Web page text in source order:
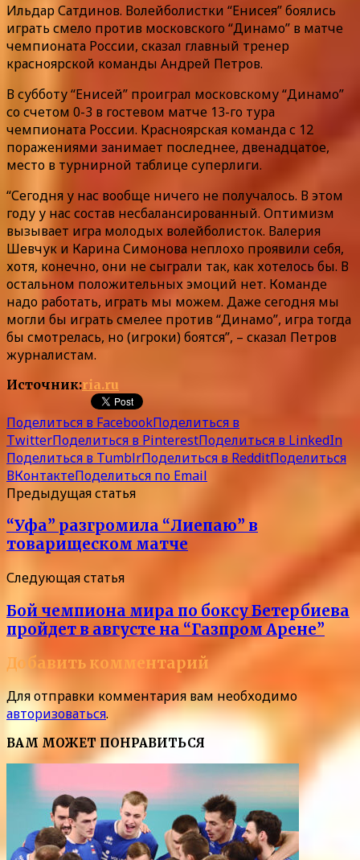
Ильдар Сатдинов. Волейболистки “Енисея” боялись
играть смело против московского “Динамо” в матче
чемпионата России, сказал главный тренер
красноярской команды Андрей Петров.
В субботу “Енисей” проиграл московскому “Динамо”
со счетом 0-3 в гостевом матче 13-го тура
чемпионата России. Красноярская команда с 12
поражениями занимает последнее, двенадцатое,
место в турнирной таблице суперлиги.
“Сегодня у нас вообще ничего не получалось. В этом
году у нас состав несбалансированный. Оптимизм
вызывает игра молодых волейболисток. Валерия
Шевчук и Карина Симонова неплохо проявили себя,
хотя, конечно, они не сыграли так, как хотелось бы. В
остальном положительных эмоций нет. Команде
надо работать, играть мы можем. Даже сегодня мы
могли бы играть смелее против “Динамо”, игра тогда
бы смотрелась, но (игроки) боятся”, – сказал Петров
журналистам.
Источник:ria.ru
Поделиться в FacebookПоделиться в
TwitterПоделиться в PinterestПоделиться в LinkedIn
Поделиться в TumblrПоделиться в RedditПоделиться
ВКонтактеПоделиться по Email
Предыдущая статья
“Уфа” разгромила “Лиепаю” в
товарищеском матче
Следующая статья
Бой чемпиона мира по боксу Бетербиева
пройдет в августе на “Газпром Арене”
Добавить комментарий
Для отправки комментария вам необходимо
авторизоваться.
ВАМ МОЖЕТ ПОНРАВИТЬСЯ